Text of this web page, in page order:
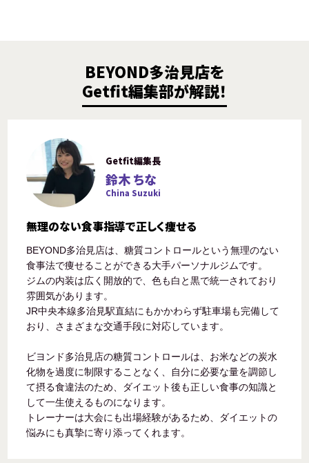
BEYOND多治見店を
Getfit編集部が解説！
Getfit編集長
鈴木 ちな
China Suzuki
無理のない食事指導で正しく痩せる
BEYOND多治見店は、糖質コントロールという無理のない
食事法で痩せることができる大手パーソナルジムです。
ジムの内装は広く開放的で、色も白と黒で統一されており
雰囲気があります。
JR中央本線多治見駅直結にもかかわらず駐車場も完備して
おり、さまざまな交通手段に対応しています。
ビヨンド多治見店の糖質コントロールは、お米などの炭水
化物を過度に制限することなく、自分に必要な量を調節し
て摂る食違法のため、ダイエット後も正しい食事の知識と
して一生使えるものになります。
トレーナーは大会にも出場経験があるため、ダイエットの
悩みにも真摯に寄り添ってくれます。